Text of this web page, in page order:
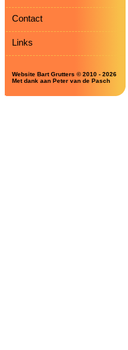
Contact
Links
Website Bart Grutters © 2010 - 2026
Met dank aan Peter van de Pasch